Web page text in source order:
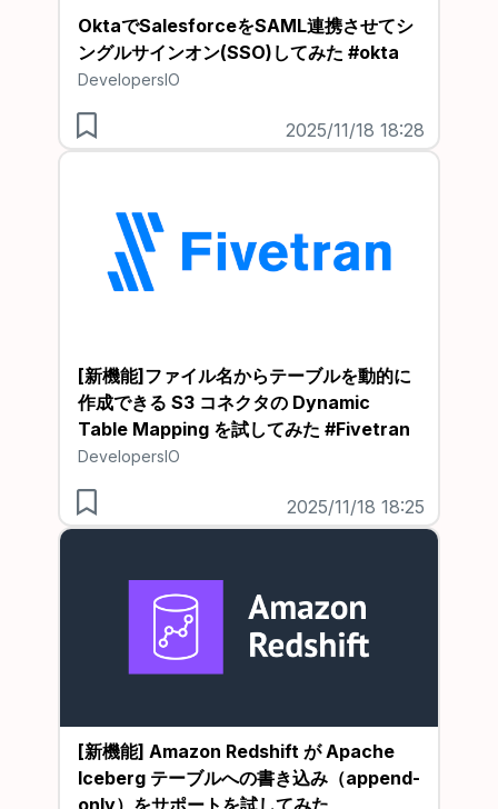
OktaでSalesforceをSAML連携させてシ
ングルサインオン(SSO)してみた #okta
DevelopersIO
2025/11/18 18:28
[新機能]ファイル名からテーブルを動的に
作成できる S3 コネクタの Dynamic
Table Mapping を試してみた #Fivetran
DevelopersIO
2025/11/18 18:25
[新機能] Amazon Redshift が Apache
Iceberg テーブルへの書き込み（append-
only）をサポートを試してみた